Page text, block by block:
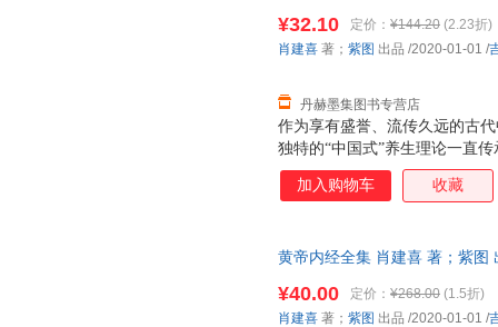
清晰，尤其方便中老年读者的
作为享有盛誉、流传久远的古
独特的“中国式”养生理论一直
医学的源头，系统地总结了古
和宇宙生命相应的规律，以阴
现象，《灵枢》则更侧重于实
医养生理论的精髓
¥32.10 定价： ¥144.20 (2.23折)
丹赫墨集图书专营店
肖建喜 著； 紫图 出品 /2020-01-01 /
加入购物车 收藏
黄帝内经全集 肖建喜 著；紫图
¥40.00 定价： ¥268.00 (1.5折)
肖建喜 著； 紫图 出品 /2020-01-01 /